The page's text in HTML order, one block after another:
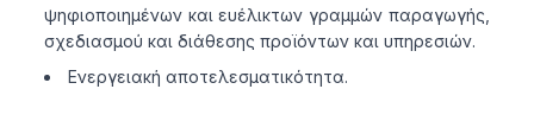
ψηφιοποιημένων και ευέλικτων γραμμών παραγωγής,
σχεδιασμού και διάθεσης προϊόντων και υπηρεσιών.
Ενεργειακή αποτελεσματικότητα.